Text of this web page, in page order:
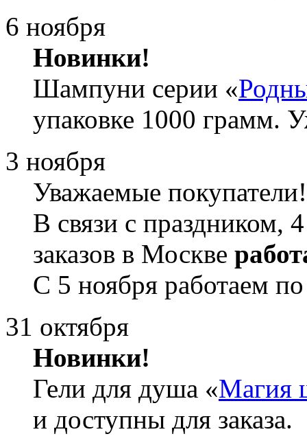
6 ноября
Новинки!
Шампуни серии «
упаковке 1000 грамм.
3 ноября
Уважаемые покупатели!
В связи с праздником,
заказов в Москве
С 5 ноября работаем
31 октября
Новинки!
Гели для душа «Магия
и доступны для заказа.